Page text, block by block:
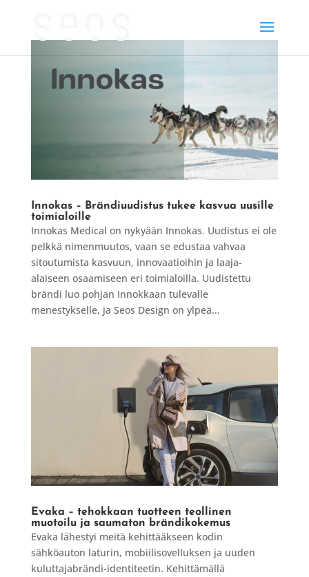
Innokas – Brändiuudistus tukee kasvua uusille
toimialoille
Innokas Medical on nykyään Innokas. Uudistus ei ole
pelkkä nimenmuutos, vaan se edustaa vahvaa
sitoutumista kasvuun, innovaatioihin ja laaja-
alaiseen osaamiseen eri toimialoilla. Uudistettu
brändi luo pohjan Innokkaan tulevalle
menestykselle, ja Seos Design on ylpeä...
Evaka – tehokkaan tuotteen teollinen
muotoilu ja saumaton brändikokemus
Evaka lähestyi meitä kehittääkseen kodin
sähköauton laturin, mobiilisovelluksen ja uuden
kuluttajabrändi-identiteetin. Kehittämällä